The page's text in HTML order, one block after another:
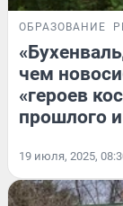
ОБРАЗОВАНИЕ
чем
«героев
прошлого
19 июля, 2025,